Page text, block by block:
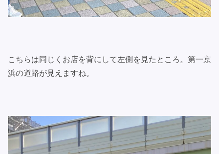
こちらは同じくお店を背にして左側を見たところ。第一京
浜の道路が見えますね。